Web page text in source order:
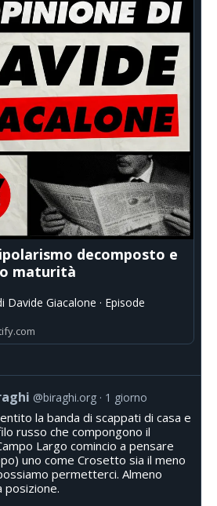
decomposto e
maturità
Davide Giacalone · Episode
@biraghi.org 1 giorno
la banda di scappati di casa e
russo che compongono il
Largo comincio a pensare
uno come Crosetto sia il meno
permetterci. Almeno
posizione.